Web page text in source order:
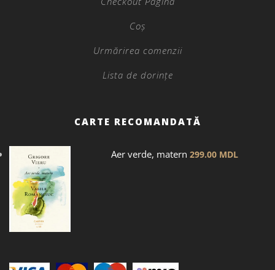
Coș
Urmărirea comenzii
Lista de dorințe
CARTE RECOMANDATĂ
Aer verde, matern 299.00 MDL